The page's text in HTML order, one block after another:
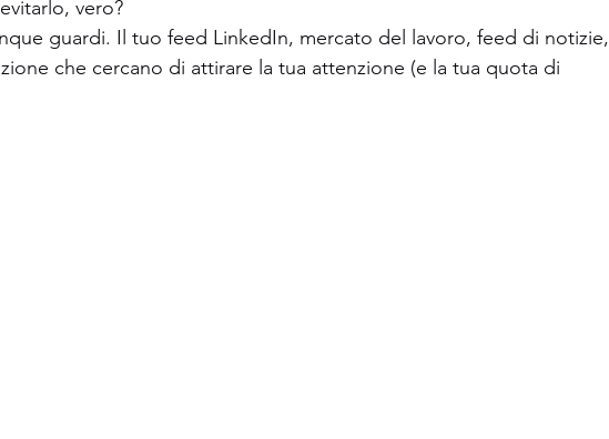
vero?
guardi. Il tuo feed LinkedIn, mercato del lavoro, feed di notizie,
che cercano di attirare la tua attenzione (e la tua quota di